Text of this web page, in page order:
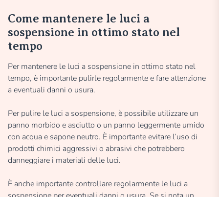
Come mantenere le luci a
sospensione in ottimo stato nel
tempo
Per mantenere le luci a sospensione in ottimo stato nel
tempo, è importante pulirle regolarmente e fare attenzione
a eventuali danni o usura.
Per pulire le luci a sospensione, è possibile utilizzare un
panno morbido e asciutto o un panno leggermente umido
con acqua e sapone neutro. È importante evitare l’uso di
prodotti chimici aggressivi o abrasivi che potrebbero
danneggiare i materiali delle luci.
È anche importante controllare regolarmente le luci a